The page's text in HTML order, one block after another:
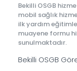
Bekilli OSGB
mobil sağlık
ilk yardım
muayene formu
sunulmaktadır.
Bekilli OSGB